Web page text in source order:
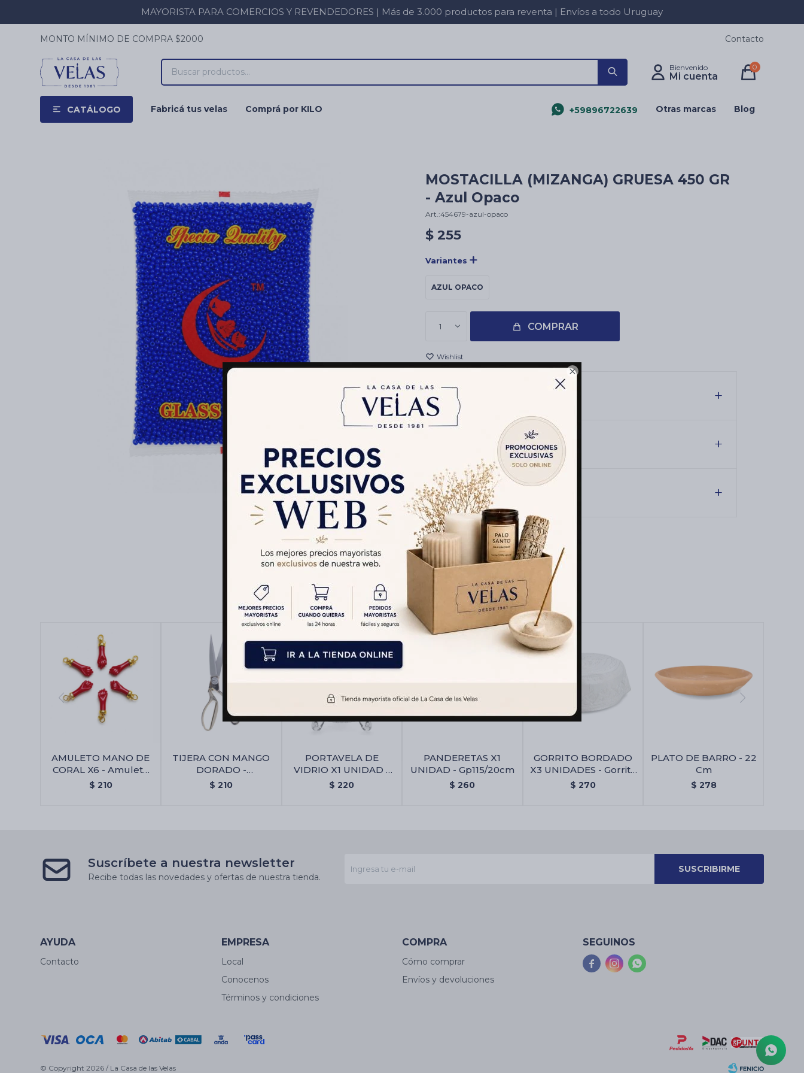

MAYORISTA PARA COMERCIOS Y REVENDEDORES | Más de 3.000 productos para reventa | Envíos a todo Uruguay
CATÁLOGO Fabricá tus velas Comprá por KILO +59896722639 Otras marcas Blog
0
MONTO MÍNIMO DE COMPRA $2000 Contacto
MOSTACILLA (MIZANGA) GRUESA 450 GR
- Azul Opaco
454679-azul-opaco
$ 255
Variantes
AZUL OPACO
1 COMPRAR
Envíos
Cambios y Devoluciones
Medios de pago
Productos que te pueden interesar
AMULETO MANO DE
CORAL X6 - Amuleto
Mano De Coral X6
$ 210
TIJERA CON MANGO
DORADO -
Gp154/23cm
$ 210
PORTAVELA DE
VIDRIO X1 UNIDAD -
Gp126/20x15cm
$ 220
PANDERETAS X1
UNIDAD - Gp115/20cm
$ 260
GORRITO BORDADO
X3 UNIDADES - Gorrito
Bordado X3 Unidades
$ 270
PLATO DE BARRO - 22
Cm
$ 278
Suscríbete a nuestra newsletter
Recibe todas las novedades y ofertas de nuestra tienda.
SUSCRIBIRME
AYUDA
Contacto
EMPRESA
Local
Conocenos
Términos y condiciones
COMPRA
Cómo comprar
Envíos y devoluciones
SEGUINOS
  
© Copyright 2026 / La Casa de las Velas